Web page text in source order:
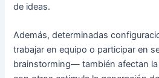
de ideas.
Además, determinadas
trabajar en equipo o participar en
brainstorming— también afectan